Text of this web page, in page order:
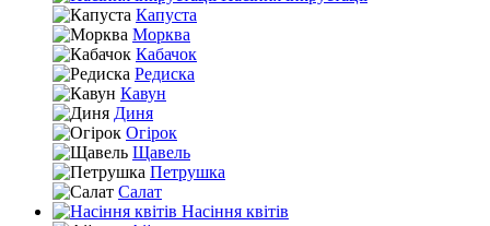
Капуста
Морква
Кабачок
Редиска
Кавун
Диня
Огірок
Щавель
Петрушка
Салат
Насіння квітів